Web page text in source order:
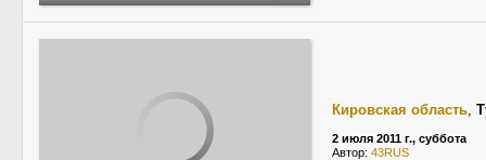
Кировская область,
2 июля 2011 г., суббота
Автор: 43RUS